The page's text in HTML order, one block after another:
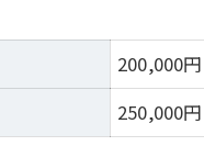
200,000円
250,000円